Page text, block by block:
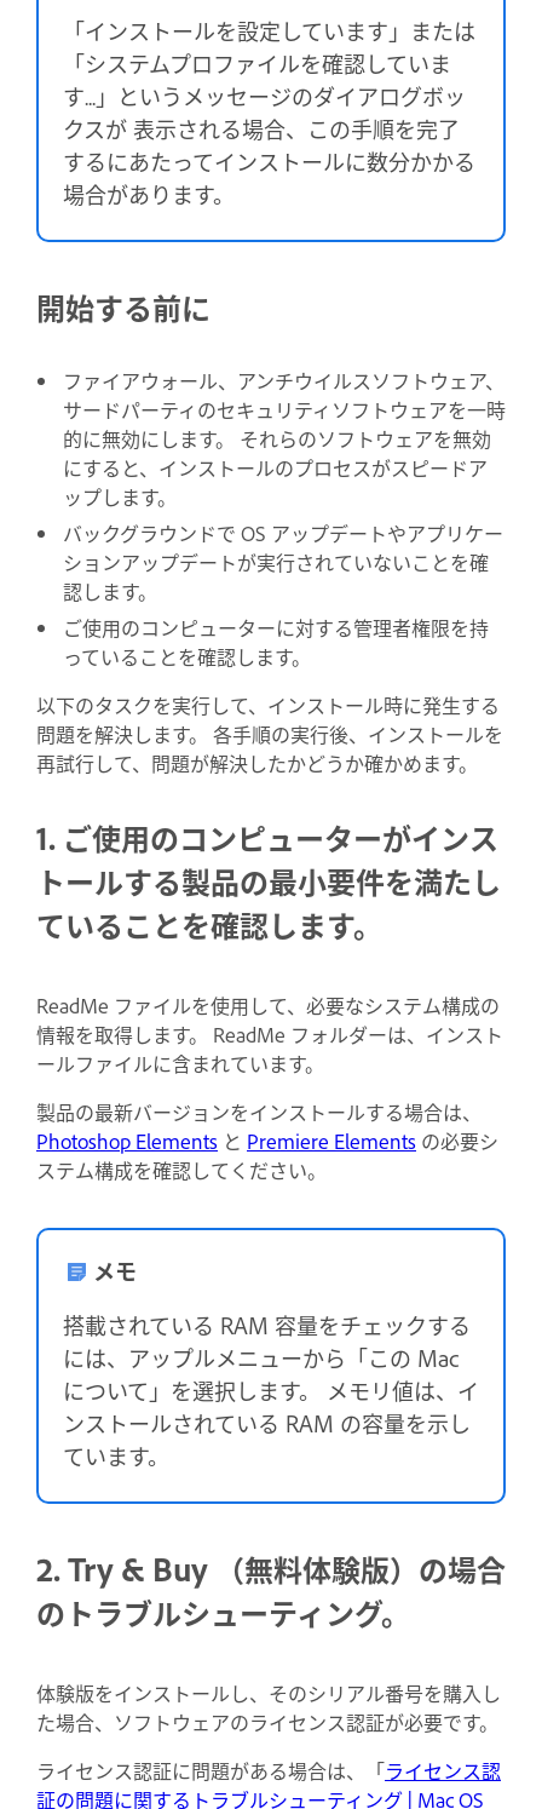
「インストールを設定しています」または
「システムプロファイルを確認していま
す...」というメッセージのダイアログボッ
クスが 表示される場合、この手順を完了
するにあたってインストールに数分かかる
場合があります。
開始する前に
ファイアウォール、アンチウイルスソフトウェア、
サードパーティのセキュリティソフトウェアを一時
的に無効にします。 それらのソフトウェアを無効
にすると、インストールのプロセスがスピードア
ップします。
バックグラウンドで OS アップデートやアプリケー
ションアップデートが実行されていないことを確
認します。
ご使用のコンピューターに対する管理者権限を持
っていることを確認します。
以下のタスクを実行して、インストール時に発生する
問題を解決します。 各手順の実行後、インストールを
再試行して、問題が解決したかどうか確かめます。
1. ご使用のコンピューターがインス
トールする製品の最小要件を満たし
ていることを確認します。
ReadMe ファイルを使用して、必要なシステム構成の
情報を取得します。 ReadMe フォルダーは、インスト
ールファイルに含まれています。
製品の最新バージョンをインストールする場合は、
Photoshop Elements と Premiere Elements の必要シ
ステム構成を確認してください。
メモ
搭載されている RAM 容量をチェックする
には、アップルメニューから「この Mac
について」を選択します。 メモリ値は、イ
ンストールされている RAM の容量を示し
ています。
2. Try & Buy （無料体験版）の場合
のトラブルシューティング。
体験版をインストールし、そのシリアル番号を購入し
た場合、ソフトウェアのライセンス認証が必要です。
ライセンス認証に問題がある場合は、「ライセンス認
証の問題に関するトラブルシューティング | Mac OS